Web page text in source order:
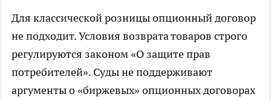
Для классической розницы опционный договор
не подходит. Условия возврата товаров строго
регулируются законом «О защите прав
потребителей». Суды не поддерживают
аргументы о «биржевых» опционных договорах